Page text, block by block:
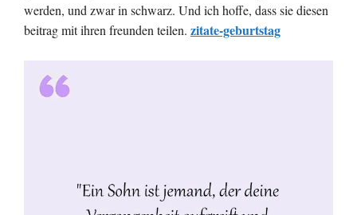
werden, und zwar in schwarz. Und ich hoffe, dass sie diesen
beitrag mit ihren freunden teilen. zitate-geburtstag